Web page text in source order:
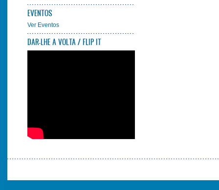
EVENTOS
Ver Eventos
DAR-LHE A VOLTA / FLIP IT